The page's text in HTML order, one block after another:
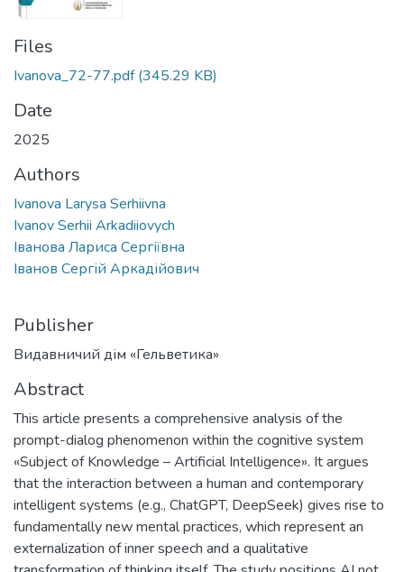
Files
Ivanova_72-77.pdf(345.29 KB)
Date
2025
Authors
Ivanova Larysa Serhiivna
Ivanov Serhii Arkadiiovych
Іванова Лариса Сергіївна
Іванов Сергій Аркадійович
Publisher
Видавничий дім «Гельветика»
Abstract
This article presents a comprehensive analysis of the
prompt-dialog phenomenon within the cognitive system
«Subject of Knowledge – Artificial Intelligence». It argues
that the interaction between a human and contemporary
intelligent systems (e.g., ChatGPT, DeepSeek) gives rise to
fundamentally new mental practices, which represent an
externalization of inner speech and a qualitative